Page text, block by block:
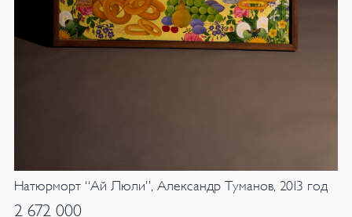
Натюрморт “Ай Люли”, Александр Туманов, 2013 год
2 672 000